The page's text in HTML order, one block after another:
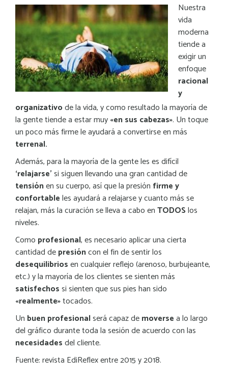
Nuestra
vida
moderna
tiende a
exigir un
enfoque
racional
y
organizativode la vida, y como resultado la mayoría de
la gente tiende a estar muy«en sus cabezas». Un toque
un poco más firme le ayudará a convertirse en más
terrenal.
Además, para la mayoría de la gente les es difícil
‘relajarse’si siguen llevando una gran cantidad de
tensiónen su cuerpo, así que la presión firme y
confortableles ayudará a relajarse y cuanto más se
relajan, más la curación se lleva a cabo enTODOSlos
niveles.
Como profesional, es necesario aplicar una cierta
cantidad depresióncon el fin de sentir los
desequilibriosen cualquier reflejo (arenoso, burbujeante,
etc.) y la mayoría de los clientes se sienten más
satisfechossi sienten que sus pies han sido
«realmente»tocados.
Un buen profesionalserá capaz demoversea lo largo
del gráfico durante toda la sesión de acuerdo con las
necesidadesdel cliente.
Fuente: revista EdiReflex entre 2015 y 2018.